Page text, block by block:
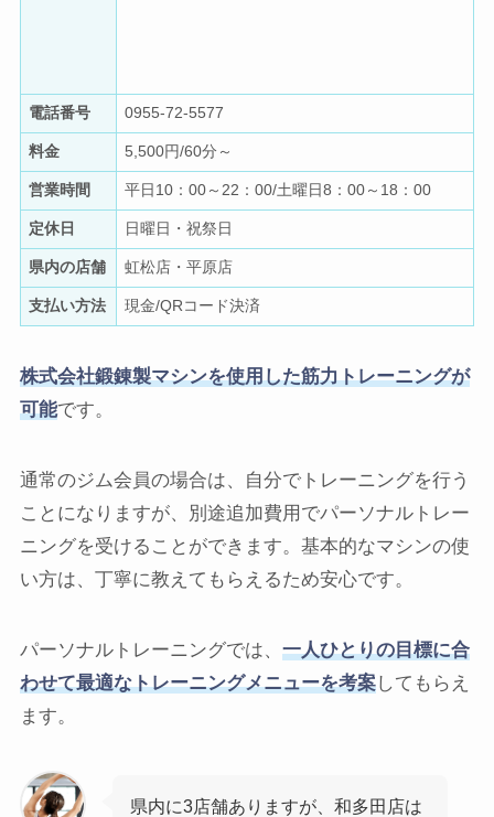
電話番号 0955-72-5577
料金 5,500円/60分～
営業時間 平日10：00～22：00/土曜日8：00～18：00
定休日 日曜日・祝祭日
県内の店舗 虹松店・平原店
支払い方法 現金/QRコード決済
株式会社鍛錬製マシンを使用した筋力トレーニングが
可能です。
通常のジム会員の場合は、自分でトレーニングを行う
ことになりますが、別途追加費用でパーソナルトレー
ニングを受けることができます。基本的なマシンの使
い方は、丁寧に教えてもらえるため安心です。
パーソナルトレーニングでは、 一人ひとりの目標に合
わせて最適なトレーニングメニューを考案してもらえ
ます。
県内に3店舗ありますが、和多田店は